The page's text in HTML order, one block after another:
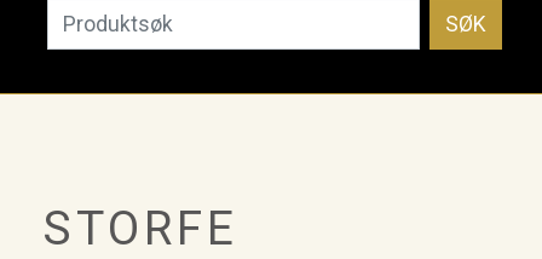
SØK
STORFE